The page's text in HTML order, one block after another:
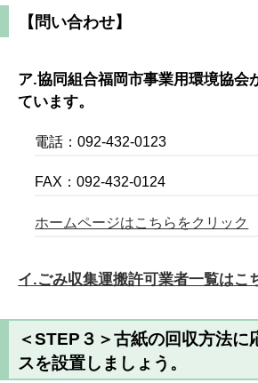
【問い合わせ】
ア.協同組合福岡市事業用環境協会
ています。
電話：092-432-0123
FAX：092-432-0124
ホームページはこちらをクリック
イ.ごみ収集運搬許可業者一覧はこ
＜STEP３＞古紙の回収方法に
スを設置しましょう。